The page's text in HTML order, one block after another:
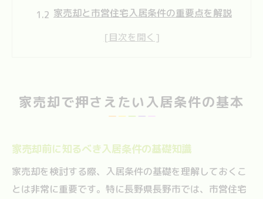
家売却と市営住宅入居条件の重要点を解説
家売却成功に役立つ入居条件チェック法
家売却で安心取引を叶える事前準備の重要
家売却の安全対策と長野市の取引ポイント
家売却時に信頼される安心取引の進め方
家売却における取引トラブル回避の実践法
家売却で押さえたい入居条件の基本
家売却前に知るべき入居条件の基礎知識
家売却を検討する際、入居条件の基礎を理解しておくこ
とは非常に重要です。特に長野県長野市では、市営住宅